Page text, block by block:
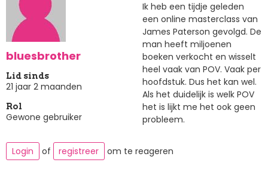
bluesbrother
Lid sinds
21 jaar 2 maanden
Rol
Gewone gebruiker
Ik heb een tijdje geleden
een online masterclass van
James Paterson gevolgd. De
man heeft miljoenen
boeken verkocht en wisselt
heel vaak van POV. Vaak per
hoofdstuk. Dus het kan wel.
Als het duidelijk is welk POV
het is lijkt me het ook geen
probleem.
Login of registreer om te reageren